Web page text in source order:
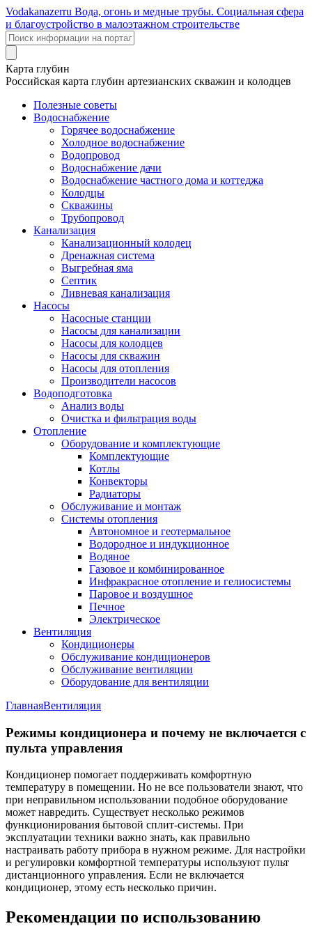
Vodakanazerru Вода, огонь и медные трубы. Социальная сфера
и благоустройство в малоэтажном строительстве
Карта глубин
Российская карта глубин артезианских скважин и колодцев
Полезные советы
Водоснабжение
Горячее водоснабжение
Холодное водоснабжение
Водопровод
Водоснабжение дачи
Водоснабжение частного дома и коттеджа
Колодцы
Скважины
Трубопровод
Канализация
Канализационный колодец
Дренажная система
Выгребная яма
Септик
Ливневая канализация
Насосы
Насосные станции
Насосы для канализации
Насосы для колодцев
Насосы для скважин
Насосы для отопления
Производители насосов
Водоподготовка
Анализ воды
Очистка и фильтрация воды
Отопление
Оборудование и комплектующие
Комплектующие
Котлы
Конвекторы
Радиаторы
Обслуживание и монтаж
Системы отопления
Автономное и геотермальное
Водородное и индукционное
Водяное
Газовое и комбинированное
Инфракрасное отопление и гелиосистемы
Паровое и воздушное
Печное
Электрическое
Вентиляция
Кондиционеры
Обслуживание кондиционеров
Обслуживание вентиляции
Оборудование для вентиляции
ГлавнаяВентиляция
Режимы кондиционера и почему не включается с
пульта управления
Кондиционер помогает поддерживать комфортную
температуру в помещении. Но не все пользователи знают, что
при неправильном использовании подобное оборудование
может навредить. Существует несколько режимов
функционирования бытовой сплит-системы. При
эксплуатации техники важно знать, как правильно
настраивать работу прибора в нужном режиме. Для настройки
и регулировки комфортной температуры используют пульт
дистанционного управления. Если не включается
кондиционер, этому есть несколько причин.
Рекомендации по использованию